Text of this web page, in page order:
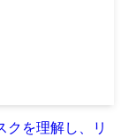
クを理解し、リ